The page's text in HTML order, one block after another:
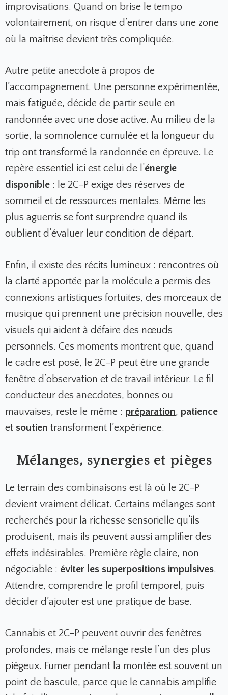
improvisations. Quand on brise le tempo
volontairement, on risque d’entrer dans une zone
où la maîtrise devient très compliquée.
Autre petite anecdote à propos de
l’accompagnement. Une personne expérimentée,
mais fatiguée, décide de partir seule en
randonnée avec une dose active. Au milieu de la
sortie, la somnolence cumulée et la longueur du
trip ont transformé la randonnée en épreuve. Le
repère essentiel ici est celui de l’énergie
disponible : le 2C-P exige des réserves de
sommeil et de ressources mentales. Même les
plus aguerris se font surprendre quand ils
oublient d’évaluer leur condition de départ.
Enfin, il existe des récits lumineux : rencontres où
la clarté apportée par la molécule a permis des
connexions artistiques fortuites, des morceaux de
musique qui prennent une précision nouvelle, des
visuels qui aident à défaire des nœuds
personnels. Ces moments montrent que, quand
le cadre est posé, le 2C-P peut être une grande
fenêtre d’observation et de travail intérieur. Le fil
conducteur des anecdotes, bonnes ou
mauvaises, reste le même : préparation, patience
et soutien transforment l’expérience.
Mélanges, synergies et pièges
Le terrain des combinaisons est là où le 2C-P
devient vraiment délicat. Certains mélanges sont
recherchés pour la richesse sensorielle qu’ils
produisent, mais ils peuvent aussi amplifier des
effets indésirables. Première règle claire, non
négociable : éviter les superpositions impulsives.
Attendre, comprendre le profil temporel, puis
décider d’ajouter est une pratique de base.
Cannabis et 2C-P peuvent ouvrir des fenêtres
profondes, mais ce mélange reste l’un des plus
piégeux. Fumer pendant la montée est souvent un
point de bascule, parce que le cannabis amplifie